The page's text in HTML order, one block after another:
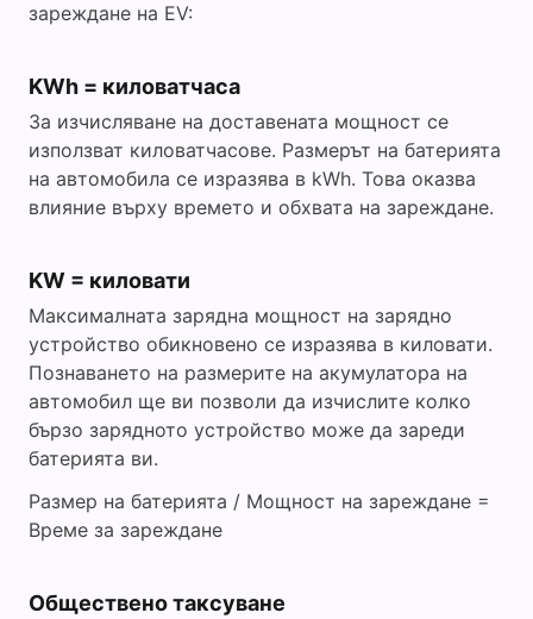
зареждане на EV:
KWh = киловатчаса
За изчисляване на доставената мощност се
използват киловатчасове. Размерът на батерията
на автомобила се изразява в kWh. Това оказва
влияние върху времето и обхвата на зареждане.
KW = киловати
Максималната зарядна мощност на зарядно
устройство обикновено се изразява в киловати.
Познаването на размерите на акумулатора на
автомобил ще ви позволи да изчислите колко
бързо зарядното устройство може да зареди
батерията ви.
Размер на батерията / Мощност на зареждане =
Време за зареждане
Обществено таксуване